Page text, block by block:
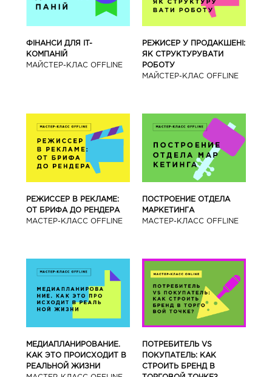
ФІНАНСИ ДЛЯ IT-
КОМПАНІЙ
МАЙСТЕР-КЛАС OFFLINE
РЕЖИСЕР У ПРОДАКШЕНІ:
ЯК СТРУКТУРУВАТИ
РОБОТУ
МАЙСТЕР-КЛАС OFFLINE
РЕЖИССЕР В РЕКЛАМЕ:
ОТ БРИФА ДО РЕНДЕРА
МАСТЕР-КЛАСС OFFLINE
ПОСТРОЕНИЕ ОТДЕЛА
МАРКЕТИНГА
МАСТЕР-КЛАСС OFFLINE
МЕДИАПЛАНИРОВАНИЕ.
КАК ЭТО ПРОИСХОДИТ В
РЕАЛЬНОЙ ЖИЗНИ
ПОТРЕБИТЕЛЬ VS
ПОКУПАТЕЛЬ: КАК
СТРОИТЬ БРЕНД В